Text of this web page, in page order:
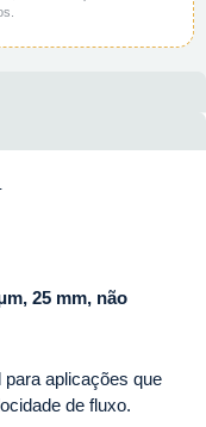
25 mm, não
para aplicações que
de fluxo.